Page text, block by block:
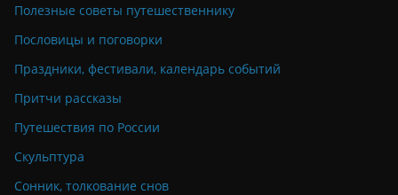
Полезные советы путешественнику
Пословицы и поговорки
Праздники, фестивали, календарь событий
Притчи рассказы
Путешествия по России
Скульптура
Сонник, толкование снов